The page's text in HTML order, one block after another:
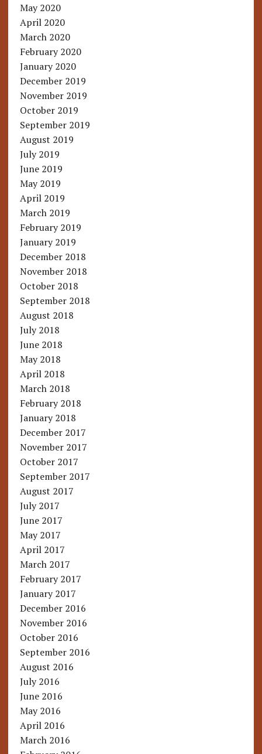
May 2020
April 2020
March 2020
February 2020
January 2020
December 2019
November 2019
October 2019
September 2019
August 2019
July 2019
June 2019
May 2019
April 2019
March 2019
February 2019
January 2019
December 2018
November 2018
October 2018
September 2018
August 2018
July 2018
June 2018
May 2018
April 2018
March 2018
February 2018
January 2018
December 2017
November 2017
October 2017
September 2017
August 2017
July 2017
June 2017
May 2017
April 2017
March 2017
February 2017
January 2017
December 2016
November 2016
October 2016
September 2016
August 2016
July 2016
June 2016
May 2016
April 2016
March 2016